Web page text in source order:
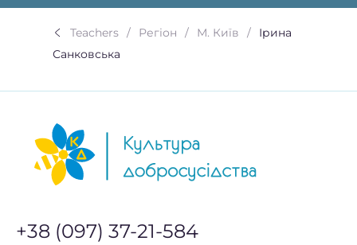
Teachers Регіон М. Київ
Ірина
Санковська
+38 (097) 37-21-584